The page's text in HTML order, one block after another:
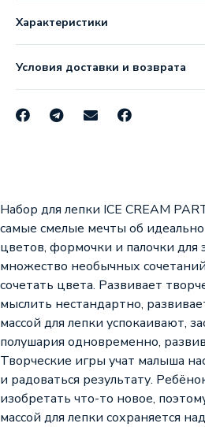
Характеристики
Условия доставки и возврата
Набор для лепки ICE CREAM
самые смелые мечты об
цветов, формочки и палочки для
множество необычных
сочетать цвета. Развивает
мыслить нестандартно,
массой для лепки успокаивают,
полушария одновременно,
Творческие игры учат малыша
и радоваться результату.
изобретать что-то новое,
массой для лепки сохраняется